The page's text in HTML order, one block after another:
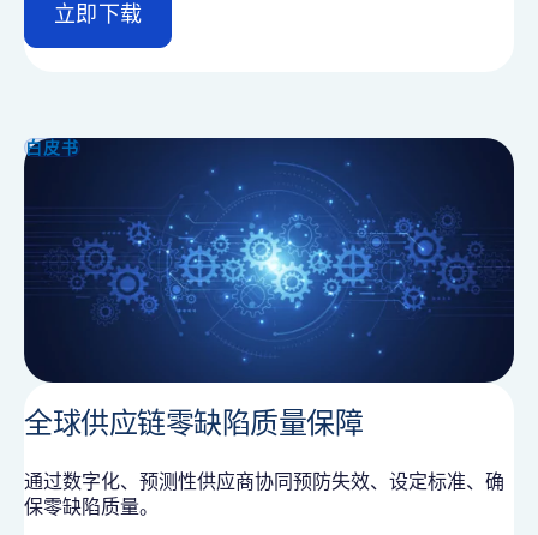
立即下载
d
e
白皮书
全球供应链零缺陷质量保障
通过数字化、预测性供应商协同预防失效、设定标准、确
保零缺陷质量。